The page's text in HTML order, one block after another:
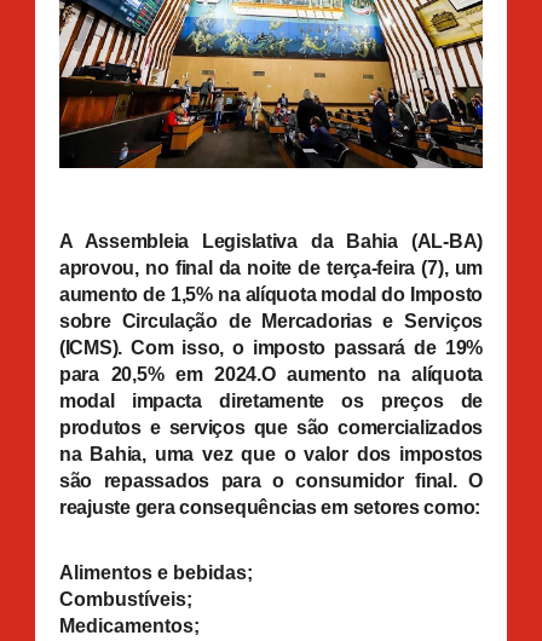
A Assembleia Legislativa da Bahia (AL-BA)
aprovou, no final da noite de terça-feira (7), um
aumento de 1,5% na alíquota modal do Imposto
sobre Circulação de Mercadorias e Serviços
(ICMS). Com isso, o imposto passará de 19%
para 20,5% em 2024.O aumento na alíquota
modal impacta diretamente os preços de
produtos e serviços que são comercializados
na Bahia, uma vez que o valor dos impostos
são repassados para o consumidor final. O
reajuste gera consequências em setores como:
Alimentos e bebidas;
Combustíveis;
Medicamentos;